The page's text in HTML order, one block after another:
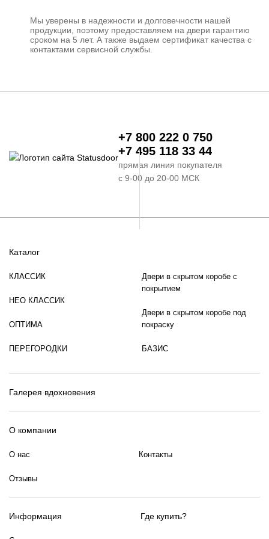
Мы уверены в надежности и долговечности нашей
продукции, поэтому предоставляем на двери гарантию
сроком на 5 лет. А также выдаем сертификат качества с
контактами сервисной службы.
+7 800 222 0 750
+7 495 118 33 44
прямая линия покупателя
с 9-00 до 20-00 МСК
Каталог
КЛАССИК
НЕО КЛАССИК
ОПТИМА
ПЕРЕГОРОДКИ
Двери в скрытом коробе с
покрытием
Двери в скрытом коробе под
покраску
БАЗИС
Галерея вдохновения
О компании
О нас
Отзывы
Контакты
Информация Где купить?